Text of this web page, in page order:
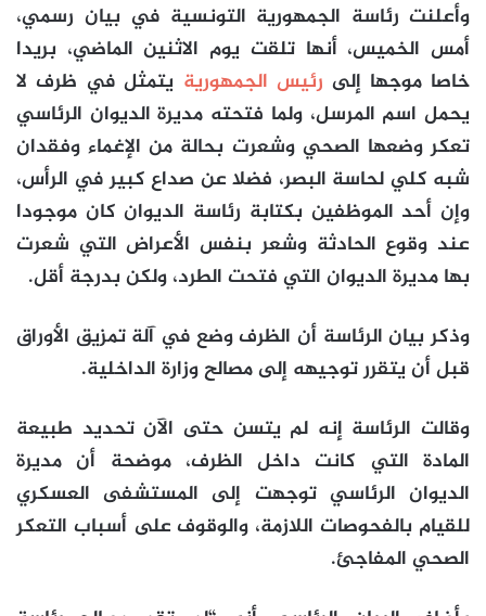
وأعلنت رئاسة الجمهورية التونسية في بيان رسمي،
أمس الخميس، أنها تلقت يوم الاثنين الماضي، بريدا
خاصا موجها إلى رئيس الجمهورية يتمثل في ظرف لا
يحمل اسم المرسل، ولما فتحته مديرة الديوان الرئاسي
تعكر وضعها الصحي وشعرت بحالة من الإغماء وفقدان
شبه كلي لحاسة البصر، فضلا عن صداع كبير في الرأس،
وإن أحد الموظفين بكتابة رئاسة الديوان كان موجودا
عند وقوع الحادثة وشعر بنفس الأعراض التي شعرت
بها مديرة الديوان التي فتحت الطرد، ولكن بدرجة أقل.
وذكر بيان الرئاسة أن الظرف وضع في آلة تمزيق الأوراق
قبل أن يتقرر توجيهه إلى مصالح وزارة الداخلية.
وقالت الرئاسة إنه لم يتسن حتى الآن تحديد طبيعة
المادة التي كانت داخل الظرف، موضحة أن مديرة
الديوان الرئاسي توجهت إلى المستشفى العسكري
للقيام بالفحوصات اللازمة، والوقوف على أسباب التعكر
الصحي المفاجئ.